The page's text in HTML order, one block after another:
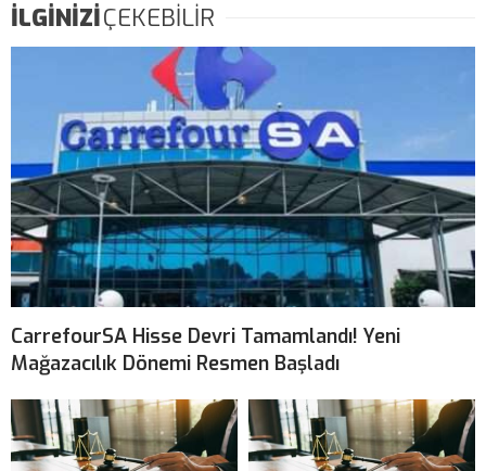
İLGİNİZİÇEKEBİLİR
CarrefourSA Hisse Devri Tamamlandı! Yeni
Mağazacılık Dönemi Resmen Başladı